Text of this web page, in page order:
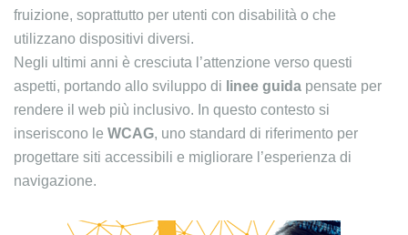
fruizione, soprattutto per utenti con disabilità o che
utilizzano dispositivi diversi.
Negli ultimi anni è cresciuta l’attenzione verso questi
aspetti, portando allo sviluppo di linee guida pensate per
rendere il web più inclusivo. In questo contesto si
inseriscono le WCAG, uno standard di riferimento per
progettare siti accessibili e migliorare l’esperienza di
navigazione.